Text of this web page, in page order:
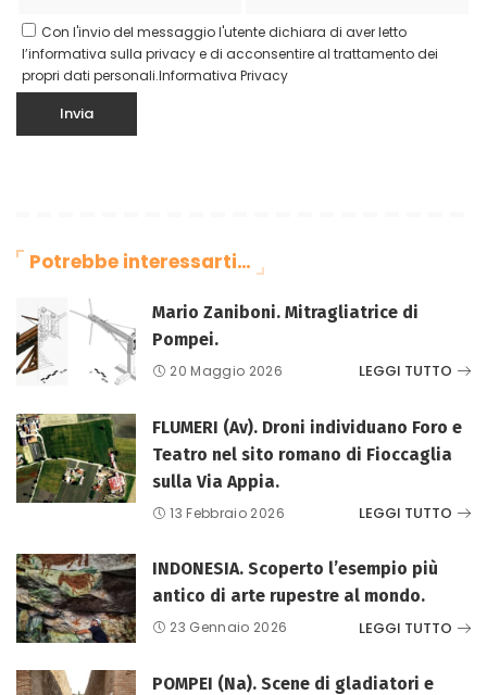
Con l'invio del messaggio l'utente dichiara di aver letto
l’informativa sulla privacy e di acconsentire al trattamento dei
propri dati personali.Informativa Privacy
Potrebbe interessarti…
Mario Zaniboni. Mitragliatrice di
Pompei.
20 Maggio 2026 LEGGI TUTTO
FLUMERI (Av). Droni individuano Foro e
Teatro nel sito romano di Fioccaglia
sulla Via Appia.
13 Febbraio 2026 LEGGI TUTTO
INDONESIA. Scoperto l’esempio più
antico di arte rupestre al mondo.
23 Gennaio 2026 LEGGI TUTTO
POMPEI (Na). Scene di gladiatori e